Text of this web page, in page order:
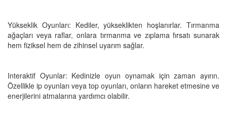
Yükseklik Oyunları: Kediler, yükseklikten hoşlanırlar. Tırmanma
ağaçları veya raflar, onlara tırmanma ve zıplama fırsatı sunarak
hem fiziksel hem de zihinsel uyarım sağlar.
Interaktif Oyunlar: Kedinizle oyun oynamak için zaman ayırın.
Özellikle ip oyunları veya top oyunları, onların hareket etmesine ve
enerjilerini atmalarına yardımcı olabilir.